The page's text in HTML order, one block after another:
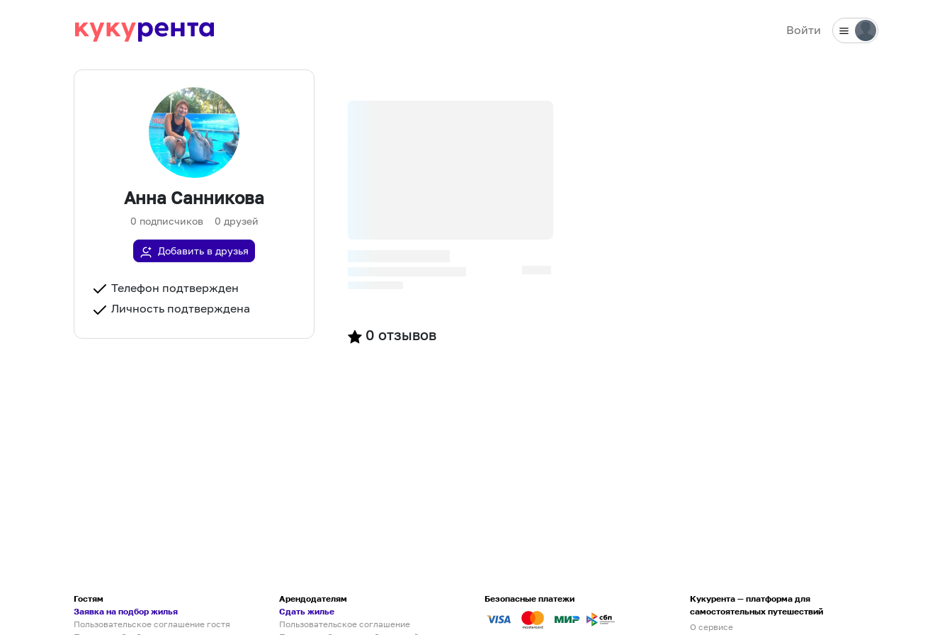
Войти
Анна Санникова
0 подписчиков 0 друзей
Добавить в друзья
Телефон подтвержден
Личность подтверждена
0 отзывов
Гостям
Заявка на подбор жилья
Пользовательское соглашение гостя
Арендодателям
Сдать жилье
Пользовательское соглашение
Безопасные платежи
Кукурента — платформа для
самостоятельных путешествий
О сервисе